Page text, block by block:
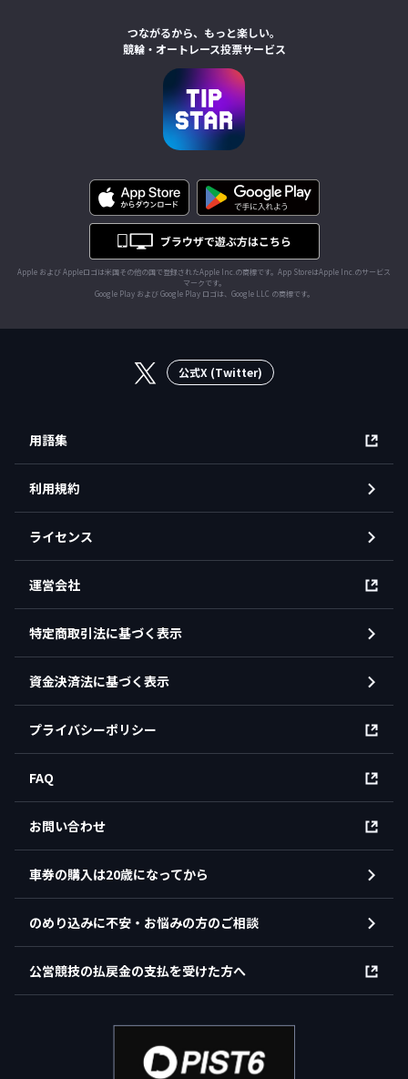
つながるから、もっと楽しい。
競輪・オートレース投票サービス
Apple および Appleロゴは米国その他の国で登録されたApple Inc.の商標です。App StoreはApple Inc.のサービス
マークです。
Google Play および Google Play ロゴは、Google LLC の商標です。
公式X (Twitter)
用語集
利用規約
ライセンス
運営会社
特定商取引法に基づく表示
資金決済法に基づく表示
プライバシーポリシー
FAQ
お問い合わせ
車券の購入は20歳になってから
のめり込みに不安・お悩みの方のご相談
公営競技の払戻金の支払を受けた方へ